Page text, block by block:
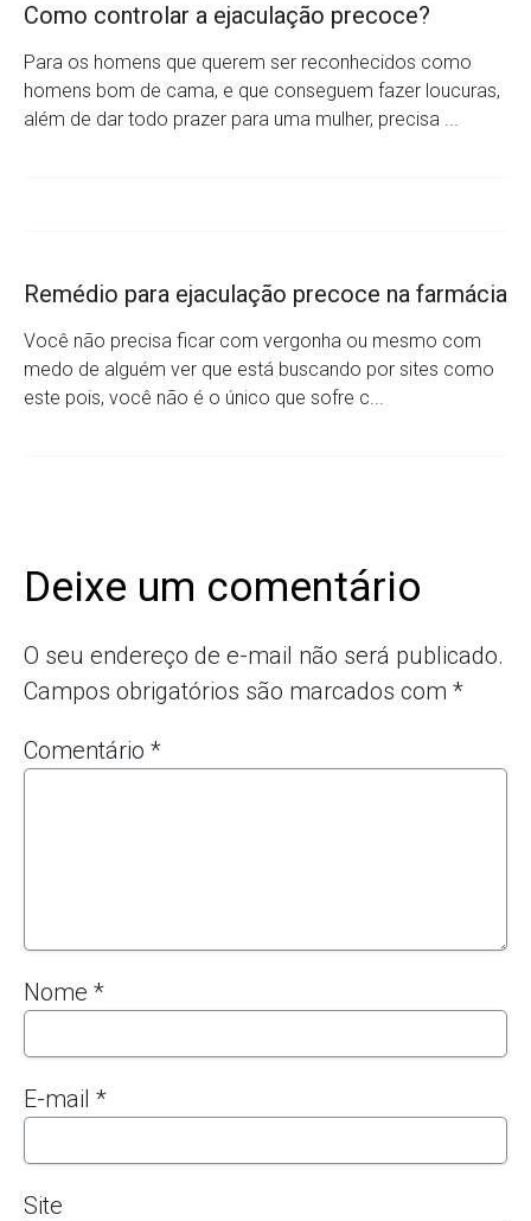
Como controlar a ejaculação precoce?
Para os homens que querem ser reconhecidos como
homens bom de cama, e que conseguem fazer loucuras,
além de dar todo prazer para uma mulher, precisa ...
Remédio para ejaculação precoce na farmácia
Você não precisa ficar com vergonha ou mesmo com
medo de alguém ver que está buscando por sites como
este pois, você não é o único que sofre c...
Deixe um comentário
O seu endereço de e-mail não será publicado.
Campos obrigatórios são marcados com *
Comentário *
Nome *
E-mail *
Site